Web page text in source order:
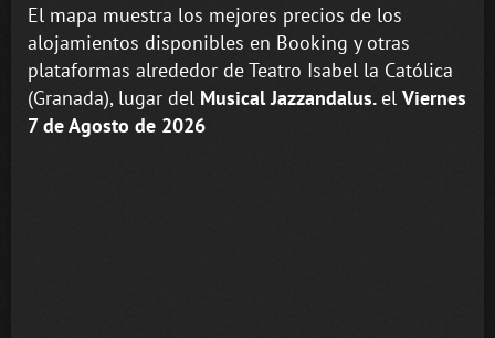
El mapa muestra los mejores precios de los
alojamientos disponibles en Booking y otras
plataformas alrededor de Teatro Isabel la Católica
(Granada), lugar del Musical Jazzandalus.el Viernes
7 de Agosto de 2026